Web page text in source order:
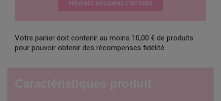
PRÉVENEZ-MOI QUAND C’EST DISPO
Votre panier doit contenir au moins 10,00 € de produits
pour pouvoir obtenir des récompenses fidélité.